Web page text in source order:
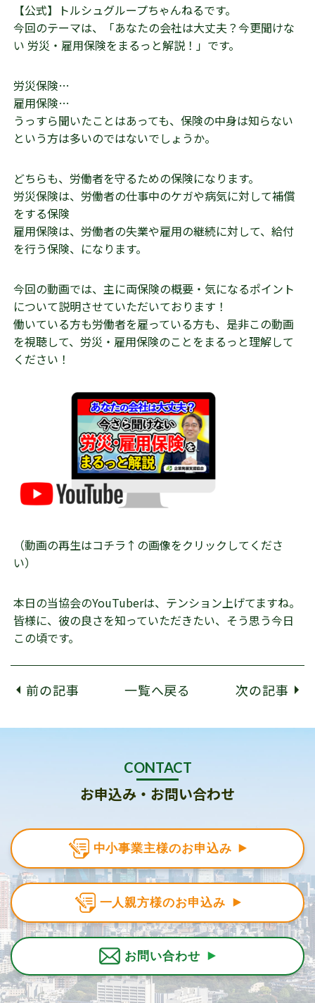
【公式】トルシュグループちゃんねるです。
今回のテーマは、「あなたの会社は大丈夫？今更聞けな
い 労災・雇用保険をまるっと解説！」です。
労災保険…
雇用保険…
うっすら聞いたことはあっても、保険の中身は知らない
という方は多いのではないでしょうか。
どちらも、労働者を守るための保険になります。
労災保険は、労働者の仕事中のケガや病気に対して補償
をする保険
雇用保険は、労働者の失業や雇用の継続に対して、給付
を行う保険、になります。
今回の動画では、主に両保険の概要・気になるポイント
について説明させていただいております！
働いている方も労働者を雇っている方も、是非この動画
を視聴して、労災・雇用保険のことをまるっと理解して
ください！
（動画の再生はコチラ↑の画像をクリックしてくださ
い）
本日の当協会のYouTuberは、テンション上げてますね。
皆様に、彼の良さを知っていただきたい、そう思う今日
この頃です。
前の記事 一覧へ戻る 次の記事
CONTACT
お申込み・お問い合わせ
中小事業主様のお申込み
一人親方様のお申込み
お問い合わせ